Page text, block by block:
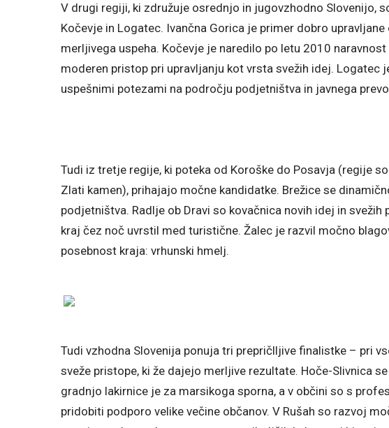
V drugi regiji, ki združuje osrednjo in jugovzhodno Slovenijo,
Kočevje in Logatec. Ivančna Gorica je primer dobro
merljivega uspeha. Kočevje je naredilo po letu 2010
moderen pristop pri upravljanju kot vrsta svežih idej. Logatec
uspešnimi potezami na področju podjetništva in javnega
Tudi iz tretje regije, ki poteka od Koroške do Posavja (regije
Zlati kamen), prihajajo močne kandidatke. Brežice se
podjetništva. Radlje ob Dravi so kovačnica novih idej in
kraj čez noč uvrstil med turistične. Žalec je razvil močno
posebnost kraja: vrhunski hmelj.
Tudi vzhodna Slovenija ponuja tri prepričlljive finalistke – pri
sveže pristope, ki že dajejo merljive rezultate. Hoče-Slivnica
gradnjo lakirnice je za marsikoga sporna, a v občini so s
pridobiti podporo velike večine občanov. V Rušah so razvoj